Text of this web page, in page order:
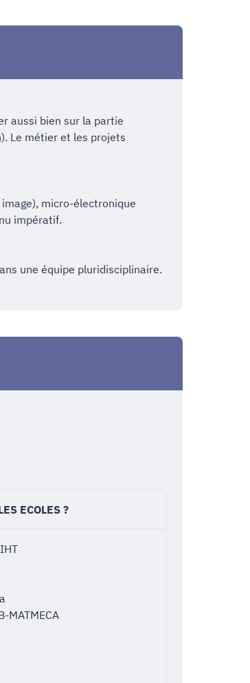
aussi bien sur la partie
Le métier et les projets
micro-électronique
impératif.
une équipe pluridisciplinaire.
ECOLES ?
MATMECA